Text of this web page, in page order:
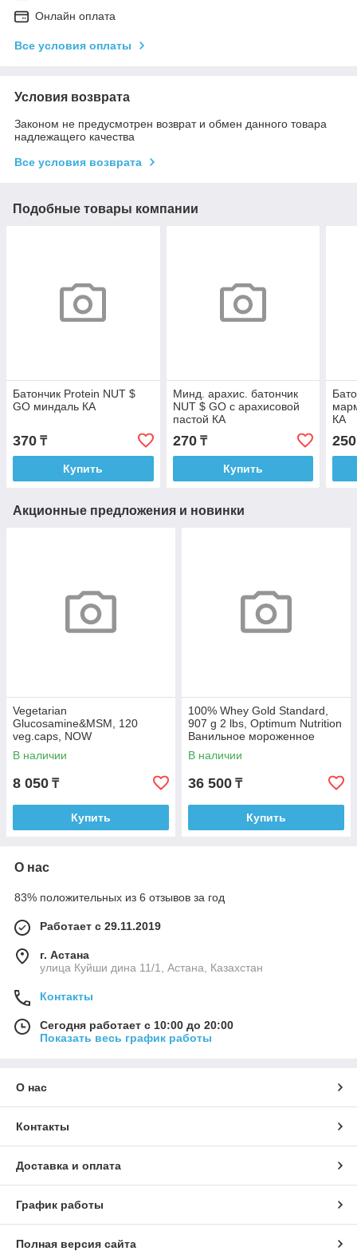
Онлайн оплата
Все условия оплаты
Условия возврата
Законом не предусмотрен возврат и обмен данного товара
надлежащего качества
Все условия возврата
Подобные товары компании
Батончик Protein NUT $
GO миндаль КА
370 ₸
Купить
Минд. арахис. батончик
NUT $ GO с арахисовой
пастой КА
270₸
Купить
КА
250
Акционные предложения и новинки
Vegetarian
Glucosamine&MSM, 120
veg.caps, NOW
В наличии
8 050 ₸
Купить
100% Whey Gold Standard,
907 g 2 lbs, Optimum Nutrition
Ванильное мороженное
В наличии
36 500 ₸
Купить
О нас
83% положительных из 6 отзывов за год
Работает с 29.11.2019
г. Астана
улица Куйши дина 11/1, Астана, Казахстан
Контакты
Сегодня работает с 10:00 до 20:00
Показать весь график работы
О нас
Контакты
Доставка и оплата
График работы
Полная версия сайта